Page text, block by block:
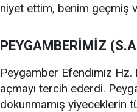
niyet ettim, benim geçmiş
PEYGAMBERİMİZ
Peygamber Efendimiz
açmayı tercih ederdi.
dokunmamış yiyeceklerin